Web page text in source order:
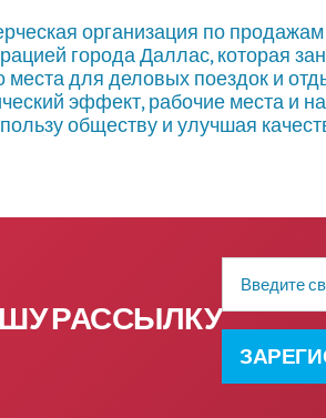
организация по продажам
города Даллас, которая
для деловых поездок и
эффект, рабочие места и
обществу и улучшая
РАССЫЛКУ
Адрес
электронной